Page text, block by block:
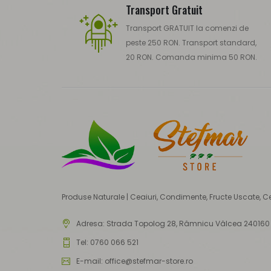
Transport Gratuit
Transport GRATUIT la comenzi de
peste 250 RON. Transport standard,
20 RON. Comanda minima 50 RON.
Produse Naturale | Ceaiuri, Condimente, Fructe Uscate,
Adresa: Strada Topolog 28, Râmnicu Vâlcea 240160
Tel: 0760 066 521
E-mail: office@stefmar-store.ro